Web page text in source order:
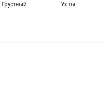
Грустный Ух ты